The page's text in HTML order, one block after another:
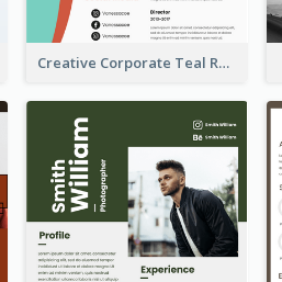
Creative Corporate Teal Resume